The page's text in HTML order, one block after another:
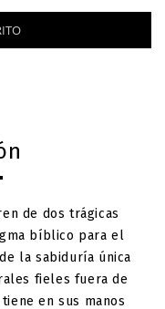
de dos trágicas
bíblico para el
la sabiduría única
fieles fuera de
en sus manos